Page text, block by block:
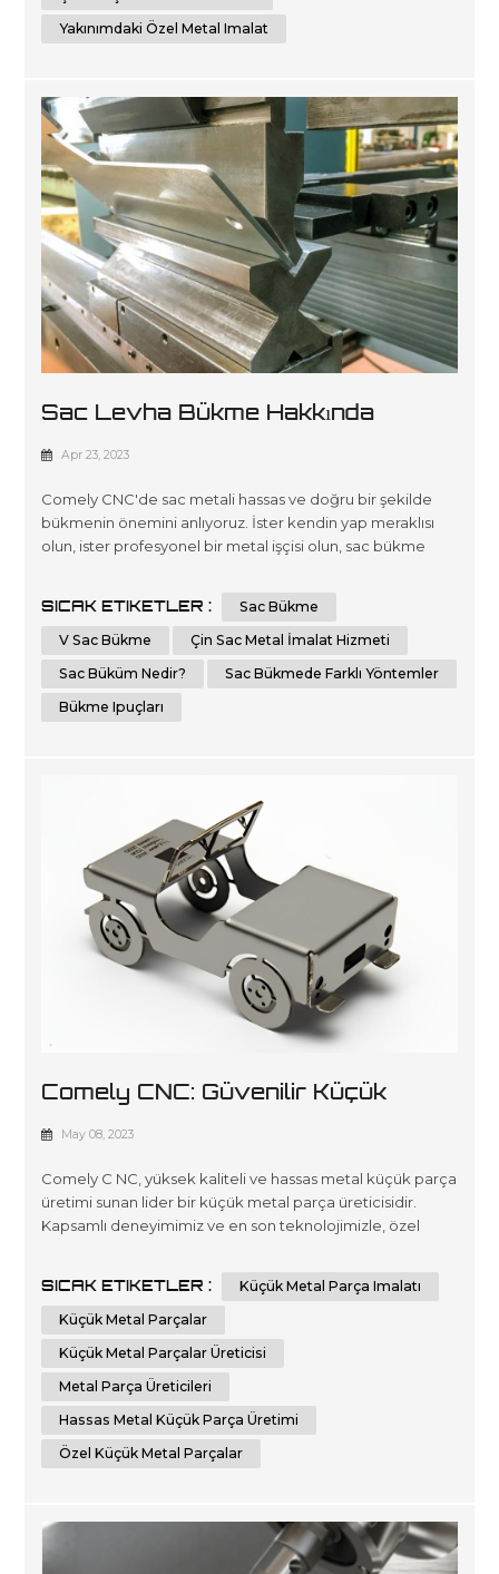
Yakınımdaki Özel Metal Imalat
Sac Levha Bükme Hakkında
Bilmeniz Gereken Her Şey
Apr 23, 2023
Comely CNC'de sac metali hassas ve doğru bir şekilde
bükmenin önemini anlıyoruz. İster kendin yap meraklısı
olun, ister profesyonel bir metal işçisi olun, sac bükme
levhayı hassas ve doğru bir şekilde nasıl bükeceğinize
dair adım adım talimatlar ve temel ipuçları sağlayacağız.
Sac Büküm...
SICAK ETIKETLER :
Sac Bükme
V Sac Bükme
Çin Sac Metal İmalat Hizmeti
Sac Büküm Nedir?
Sac Bükmede Farklı Yöntemler
Bükme Ipuçları
Comely CNC: Güvenilir Küçük
Metal Parça Üreticiniz
May 08, 2023
Comely C NC, yüksek kaliteli ve hassas metal küçük parça
üretimi sunan lider bir küçük metal parça üreticisidir.
Kapsamlı deneyimimiz ve en son teknolojimizle, özel
uzmanlaşmıştır. Kendimizi en yüksek kalitede küçük
metal parça imalat hizmetleri sunmaya adadık.
Uzmanlardan oluşan ekibimiz, k...
SICAK ETIKETLER :
Küçük Metal Parça Imalatı
Küçük Metal Parçalar
Küçük Metal Parçalar Üreticisi
Metal Parça Üreticileri
Hassas Metal Küçük Parça Üretimi
Özel Küçük Metal Parçalar